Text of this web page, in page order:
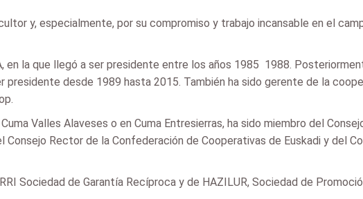
y, especialmente, por su compromiso y trabajo incansable en el
la que llegó a ser presidente entre los años 1985  1988.
desde 1989 hasta 2015. También ha sido gerente de la
Valles Alaveses o en Cuma Entresierras, ha sido miembro del
Rector de la Confederación de Cooperativas de Euskadi y del
Sociedad de Garantía Recíproca y de HAZILUR, Sociedad de